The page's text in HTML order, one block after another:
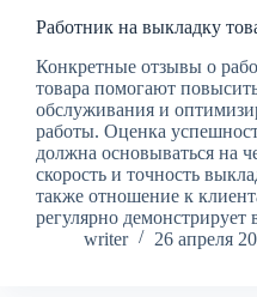
Работник на выкладку
Конкретные отзывы о
товара помогают
обслуживания и
работы. Оценка
должна основываться на
скорость и точность
также отношение к
регулярно
writer
26 апреля